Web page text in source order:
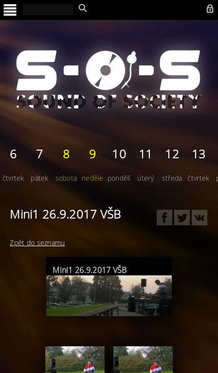

6
čtvrtek
7
pátek
8
sobota
9
neděle
10
pondělí
11
úterý
12
středa
13
čtvrtek
Mini1 26.9.2017 VŠB
Zpět do seznamu
Mini1 26.9.2017 VŠB